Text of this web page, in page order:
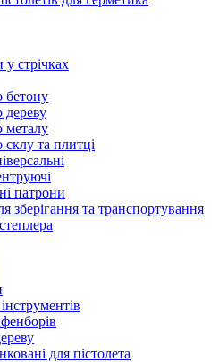
у стрічках
бетону
дереву
металу
та плитці
патрони
зберігання та транспортування
для пістолета